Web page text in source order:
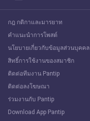
Explore
กฎ กติกาและมารยาท
คำแนะนำการโพสต์
นโยบายเกี่ยวกับข้อมูลส่วนบุคคล
สิทธิ์การใช้งานของสมาชิก
ติดต่อทีมงาน Pantip
ติดต่อลงโฆษณา
ร่วมงานกับ Pantip
Download App Pantip